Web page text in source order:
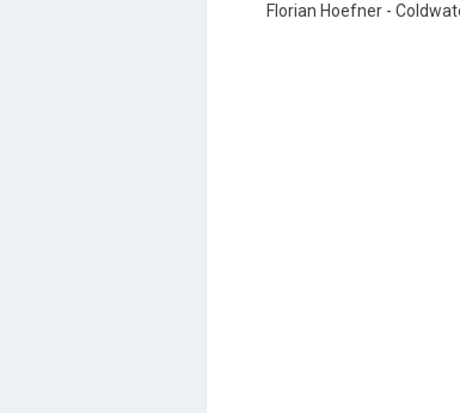
Florian Hoefner -